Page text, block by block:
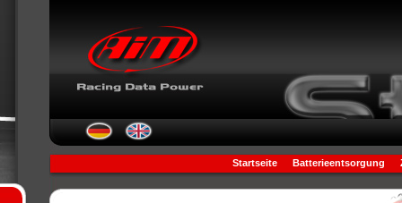
Startseite Batterieentsorgung